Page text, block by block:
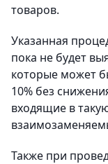
товаров.
Указанная
пока не будет
которые может
10% без
входящие в
Также при